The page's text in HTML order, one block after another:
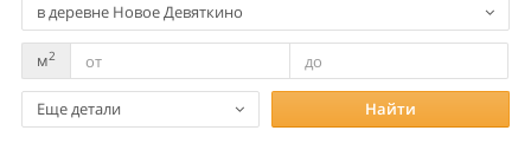
в деревне Новое Девяткино
м2
Еще детали Найти